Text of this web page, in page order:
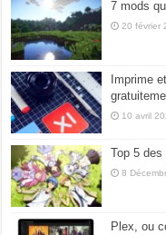
7 mods
20 février
Imprime
10 avril
Top 5
8
Plex, ou